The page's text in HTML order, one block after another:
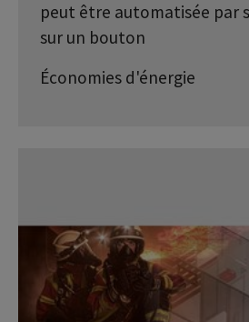
peut être automatisée par
sur un bouton
Économies d'énergie